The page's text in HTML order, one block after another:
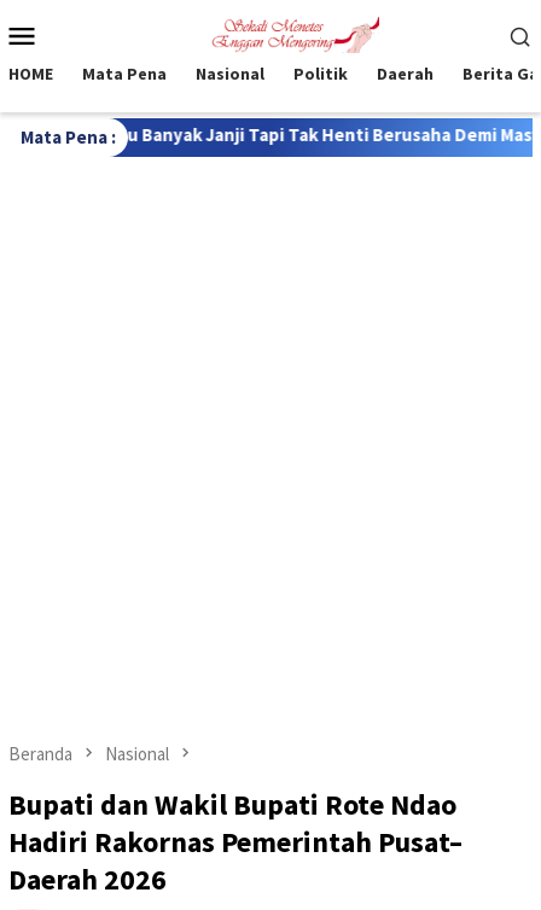
ke
Mobile
HOME Mata Pena Nasional Politik Daerah Berita
Mata Pena :
Janji Tapi Tak Henti Berusaha Demi Masyarakat
Beranda Nasional
Bupati dan Wakil Bupati Rote Ndao
Hadiri Rakornas Pemerintah Pusat–
Daerah 2026